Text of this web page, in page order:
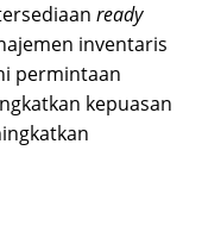
ready
inventaris
permintaan
kepuasan